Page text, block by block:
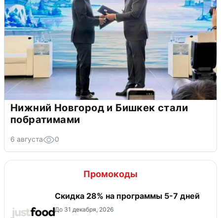
Нижний Новгород и Бишкек стали
побратимами
6 августа 0
Промокоды
Скидка 28% на программы 5-7 дней
До 31 декабря, 2026